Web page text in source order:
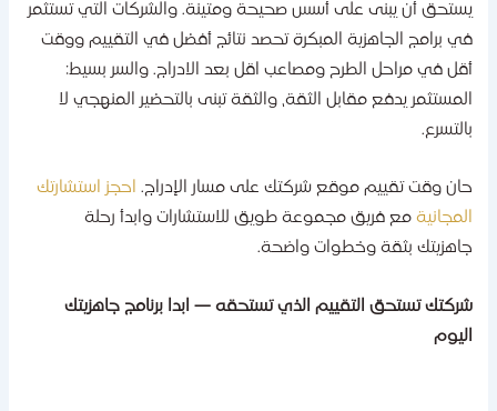
أن يبنى على أسس صحيحة ومتينة. والشركات التي تستثمر
برامج الجاهزية المبكرة تحصد نتائج أفضل في التقييم ووقت
في مراحل الطرح ومصاعب اقل بعد الادراج. والسر بسيط:
يدفع مقابل الثقة، والثقة تبنى بالتحضير المنهجي لا
وقت تقييم موقع شركتك على مسار الإدراج.احجز استشارتك
مع فريق مجموعة طويق للاستشارات وابدأ رحلة
بثقة وخطوات واضحة.
تستحق التقييم الذي تستحقه — ابدا برنامج جاهزيتك